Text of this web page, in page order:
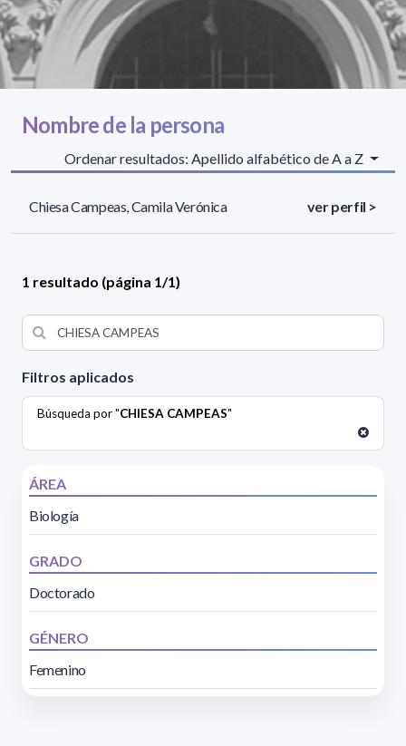
Filtros aplicados
Búsqueda por "CHIESA CAMPEAS"
ÁREA
Biología
GRADO
Doctorado
GÉNERO
Femenino
Nombre de la persona
Ordenar resultados: Apellido alfabético de A a Z
Chiesa Campeas, Camila Verónica ver perfil >
1 resultado (página 1/1)